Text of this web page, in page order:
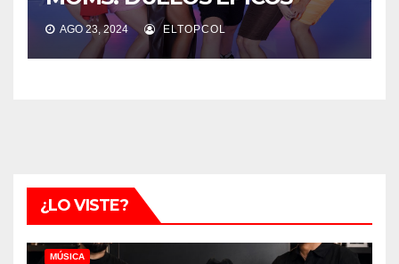
AGO 23, 2024 ELTOPCOL
¿LO VISTE?
MÚSICA